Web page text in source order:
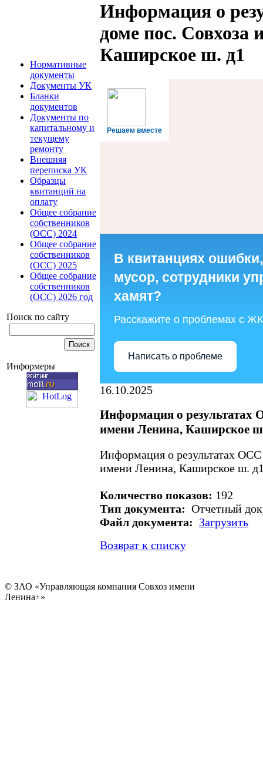
Нормативные
документы
Документы УК
Бланки
документов
Документы по
капитальному и
текущему
ремонту
Внешняя
переписка УК
Образцы
квитанций на
оплату
Общее собрание
собственников
(ОСС) 2024
Общее собрание
собственников
(ОСС) 2025
Общее собрание
собственников
(ОСС) 2026 год
Поиск по сайту
Информеры
Информация о
доме пос. Совхоза
Каширское ш. д1
Решаем вместе
В квитанциях
мусор, сотрудники
хамят?
Расскажите о проблемах с
Написать о проблеме
16.10.2025
Информация о результатах
имени Ленина, Каширское
Информация о результатах
имени Ленина, Каширское ш.
Количество показов: 192
Тип документа: Отчетный
Файл документа: Загрузить
Возврат к списку
© ЗАО «Управляющая компания Совхоз имени
Ленина+»